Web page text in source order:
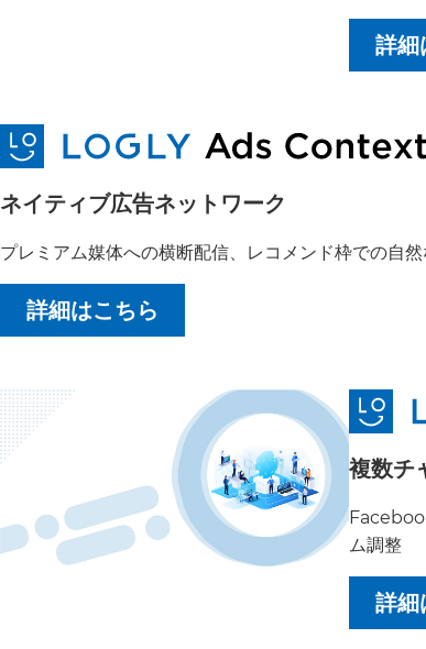
詳細
ネイティブ広告ネットワーク
プレミアム媒体への横断配信、レコメンド枠での自
詳細はこちら
複数チ
ム調整
詳細